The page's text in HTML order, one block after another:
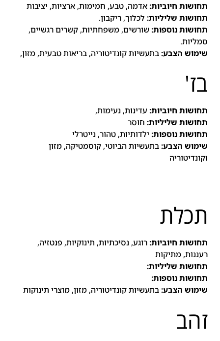
תחושות חיוביות:אדמה, טבע, חמימות, ארציות, יציבות
תחושות שליליות: לכלוך, ריקבון.
תחושות נוספות: שורשים, משפחתיות, קשרים רגשיים,
סמליות.
שימוש הצבע:בתעשיות קונדיטוריה, בריאות טבעית, מזון,
בז'
תחושות חיוביות: עדינות, נעימות,
תחושות שליליות: חוסר
תחושות נוספות: ילדותיות, טהור, נייטרלי
שימוש הצבע:בתעשיות הביוטי, קוסמטיקה, מזון
וקונדיטוריה
תכלת
תחושות חיוביות:רוגע, נסיכתיות, תינוקיות, פנטזיה,
רעננות, מתיקות
תחושות שליליות:
תחושות נוספות:
שימוש הצבע:בתעשיות קונדיטוריה, מזון, מוצרי תינוקות
זהב